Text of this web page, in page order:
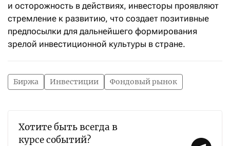
и осторожность в действиях, инвесторы проявляют
стремление к развитию, что создает позитивные
предпосылки для дальнейшего формирования
зрелой инвестиционной культуры в стране.
Биржа Инвестиции Фондовый рынок
Хотите быть всегда в
курсе событий?